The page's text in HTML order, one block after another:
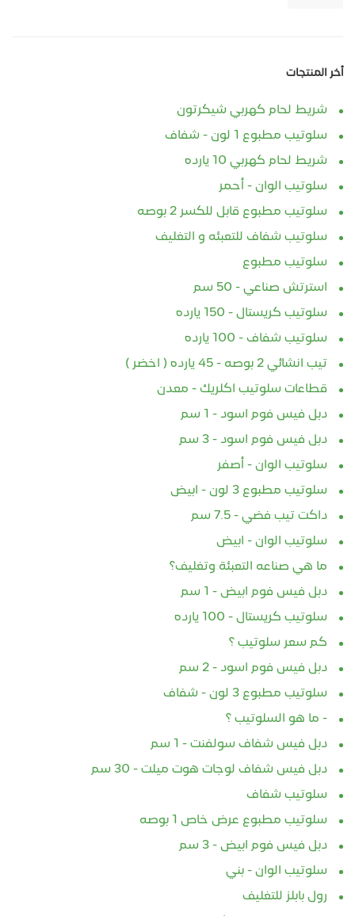
أخر المنتجات
شريط لحام كهربي شيكرتون
سلوتيب مطبوع 1 لون - شفاف
شريط لحام كهربي 10 يارده
سلوتيب الوان - أحمر
سلوتيب مطبوع قابل للكسر 2 بوصه
سلوتيب شفاف للتعبئه و التغليف
سلوتيب مطبوع
استرتش صناعي - 50 سم
سلوتيب كريستال - 150 يارده
سلوتيب شفاف - 100 يارده
تيب انشائي 2 بوصه - 45 يارده ( اخضر )
قطاعات سلوتيب اكلريك - معدن
دبل فيس فوم اسود - 1 سم
دبل فيس فوم اسود - 3 سم
سلوتيب الوان - أصفر
سلوتيب مطبوع 3 لون - ابيض
داكت تيب فضي - 7.5 سم
سلوتيب الوان - ابيض
ما هي صناعه التعبئة وتغليف؟
دبل فيس فوم ابيض - 1 سم
سلوتيب كريستال - 100 يارده
كم سعر سلوتيب ؟
دبل فيس فوم اسود - 2 سم
سلوتيب مطبوع 3 لون - شفاف
- ما هو السلوتيب ؟
دبل فيس شفاف سولفنت - 1 سم
دبل فيس شفاف لوجات هوت ميلت - 30 سم
سلوتيب شفاف
سلوتيب مطبوع عرض خاص 1 بوصه
دبل فيس فوم ابيض - 3 سم
سلوتيب الوان - بني
رول بابلز للتغليف